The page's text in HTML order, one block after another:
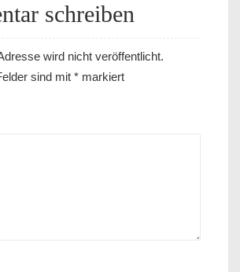
schreiben
wird nicht veröffentlicht.
sind mit * markiert